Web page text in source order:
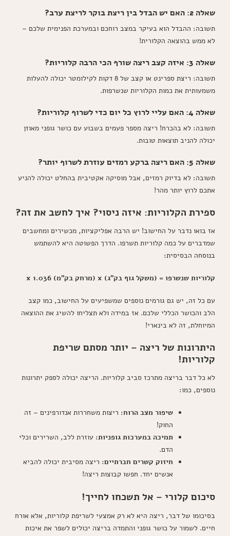
שאלה 2: האם יש הבדל בין ריצת בוקר לריצת ערב?
תשובה: ההבדל הוא בעיקר במצב רוחכם ובמערכת הפנימית שלכם –
לא ממש בהוצאה הקלורית!
שאלה 3: איזה קצב ריצה שורף הכי הרבה קלוריות?
תשובה: ריצת ספרינט או קצב של 8 דקות לקילומטר יכולה להעלות
משמעותית את כמות הקלוריות שנשרפות.
שאלה 4: האם עליי לרוץ כל יום כדי לשרוף קלוריות?
תשובה: לא בהכרח! ריצה מספר פעמים בשבוע עם כושר גופני מאוזן
יכולה להניב תוצאות טובות.
שאלה 5: האם ריצה ברקע רמזים עוזרת לשרוף יותר?
תשובה: לא בדיוק רמזים, אבל מוסיקה אקטיבית בהחלט יכולה להניע
אתכם לרוץ יותר מהר!
ספירת הקלוריות: איזה ניסוי? איך לחשב את זה?
אז בואו נדבר על החישוב! יש הרבה אפליקציות, מכשירים ומחשבים
שמדברים על כמה קלוריות תשרפו. הדרך הפשוטה היא להשתמש
בנוסחה הבסיסית:
קלוריות שנשרפו = (משקל גוף בק"ג) x (מרחק בק"מ) x 1.036
עם כל זה, יש גם גורמים נוספים שמשפיעים על החישוב, כמו קצב
הלב והכושר הכללי שלכם. אז במידה ולא תצליחו להשיג את ההוצאה
המיוחלת, זה לא בינארי!
היתרונות של ריצה – יותר מסתם שריפת
קלוריות!
לא כל דבר בריצה מתרכז סביב קלוריות. הריצה יכולה לספק יתרונות
נוספים, כמו:
שיפור מצב הרוח: ריצות משחררות אנדורפינים – זה
החוק!
תמיכה במערכות גופניות: עוזרת ללב, השרירים וכלי
הדם.
חיזוק קשרים חברתיים: ריצה מסיבית יכולה להביא
אנשים יחד. חפשו קבוצות ריצה!
סיכום קלורי – אל תשכחו לחייך!
בסיכומו של דבר, ריצה היא לא רק אמצעי לשריפת קלוריות, אלא אורח
חיים. לשמור על כושר גופני והתמדה בריצה יכולים לשפר את איכות